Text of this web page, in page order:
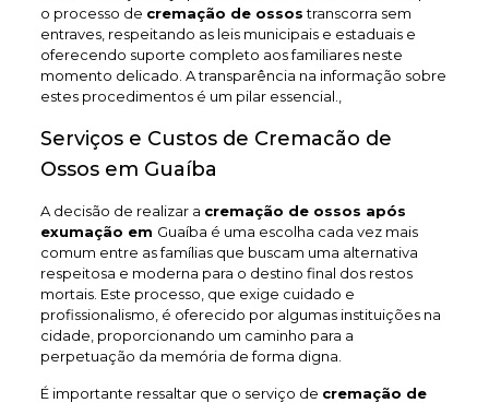
o processo de cremação de ossostranscorra sem
entraves, respeitando as leis municipais e estaduais e
oferecendo suporte completo aos familiares neste
momento delicado. A transparência na informação sobre
estes procedimentos é um pilar essencial.,
Serviços e Custos de Cremacão de
Ossos em Guaíba
A decisão de realizar a cremação de ossos após
exumação em Guaíba é uma escolha cada vez mais
comum entre as famílias que buscam uma alternativa
respeitosa e moderna para o destino final dos restos
mortais. Este processo, que exige cuidado e
profissionalismo, é oferecido por algumas instituições na
cidade, proporcionando um caminho para a
perpetuação da memória de forma digna.
É importante ressaltar que o serviço de cremação de